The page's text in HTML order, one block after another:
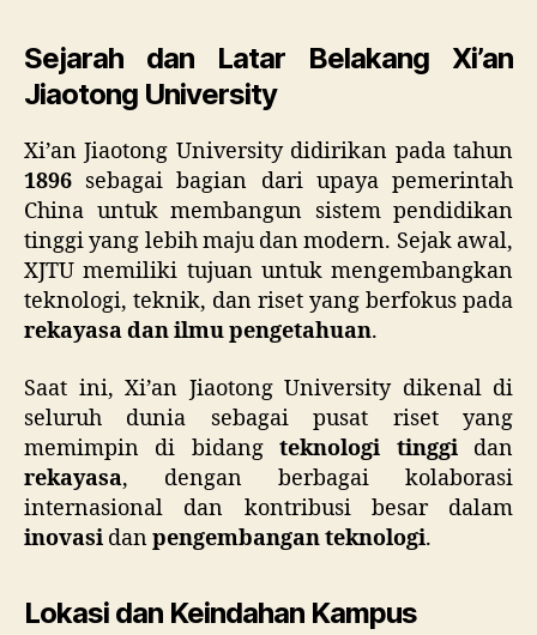
Sejarah dan Latar Belakang Xi’an
Jiaotong University
Xi’an Jiaotong University didirikan pada tahun
1896 sebagai bagian dari upaya pemerintah
China untuk membangun sistem pendidikan
tinggi yang lebih maju dan modern. Sejak awal,
XJTU memiliki tujuan untuk mengembangkan
teknologi, teknik, dan riset yang berfokus pada
rekayasa dan ilmu pengetahuan.
Saat ini, Xi’an Jiaotong University dikenal di
seluruh dunia sebagai pusat riset yang
memimpin di bidangteknologi tinggidan
rekayasa, dengan berbagai kolaborasi
internasional dan kontribusi besar dalam
inovasi danpengembangan teknologi.
Lokasi dan Keindahan Kampus